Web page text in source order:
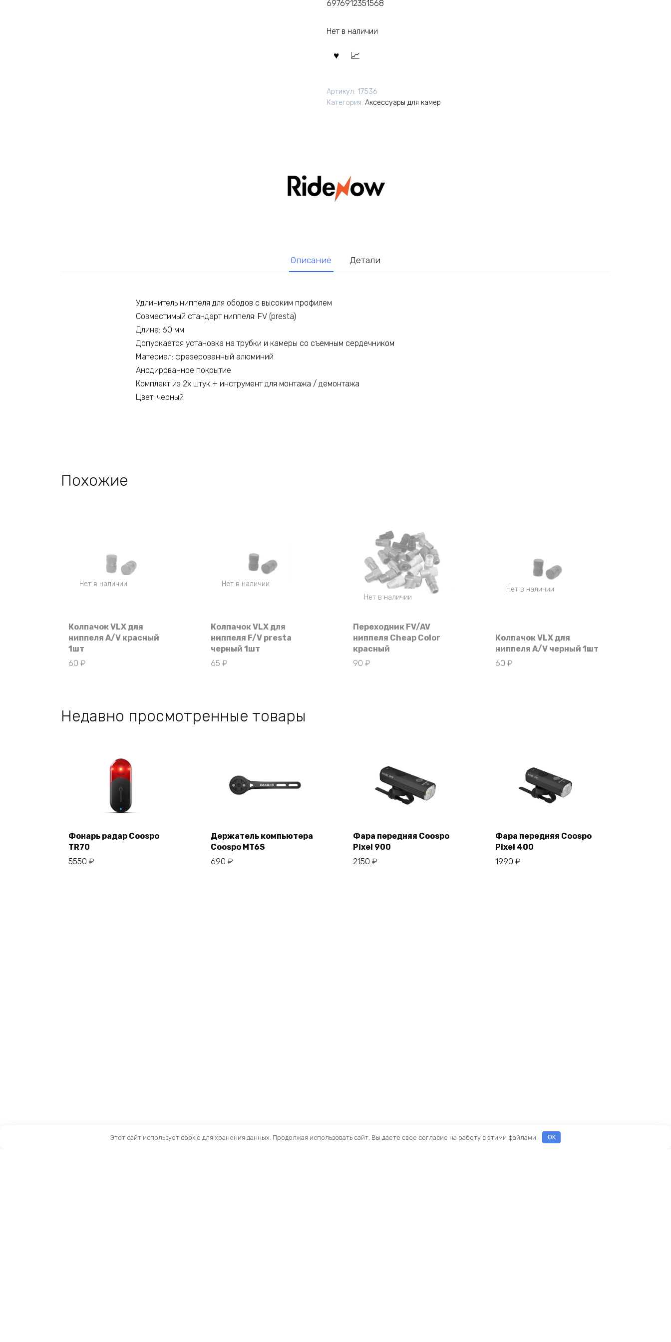
6976912351568
Нет в наличии
Артикул: 17536
Категория: Аксессуары для камер
Описание Детали
Удлинитель ниппеля для ободов с высоким профилем
Совместимый стандарт ниппеля: FV (presta)
Длина: 60 мм
Допускается установка на трубки и камеры со съемным сердечником
Материал: фрезерованный алюминий
Анодированное покрытие
Комплект из 2х штук + инструмент для монтажа / демонтажа
Цвет: черный
Похожие
Нет в наличии
Колпачок VLX для
ниппеля A/V красный
1шт
60 ₽
Нет в наличии
Колпачок VLX для
ниппеля F/V presta
черный 1шт
65 ₽
Нет в наличии
Переходник FV/AV
ниппеля Cheap Color
красный
90 ₽
Нет в наличии
Колпачок VLX для
ниппеля A/V черный 1шт
60 ₽
Недавно просмотренные товары
Фонарь радар Coospo
TR70
5550 ₽
Держатель компьютера
Coospo MT6S
690 ₽
Фара передняя Coospo
Pixel 900
2150 ₽
Фара передняя Coospo
Pixel 400
1990 ₽
Этот сайт использует cookie для хранения данных. Продолжая использовать сайт, Вы даете свое согласие на работу с этими файлами. OK